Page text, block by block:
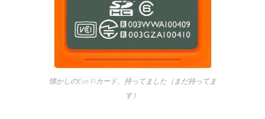
懐かしのEye-Fiカード、持ってました（まだ持ってま
す）